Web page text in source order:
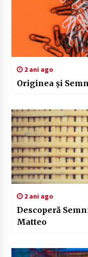
2 ani ago
Originea și
2 ani ago
Descoperă
Matteo